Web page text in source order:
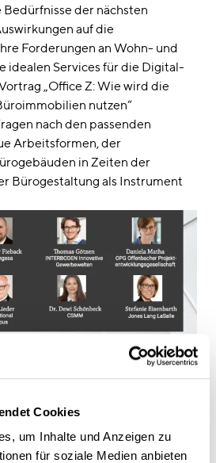
Cookies
um Inhalte und Anzeigen zu
für soziale Medien anbieten
der nächsten
auf die
Forderungen an Wohn- und
idealen Services für die Digital-
„Office Z: Wie wird die
nutzen“
nach den passenden
Arbeitsformen, der
in Zeiten der
Bürogestaltung als Instrument